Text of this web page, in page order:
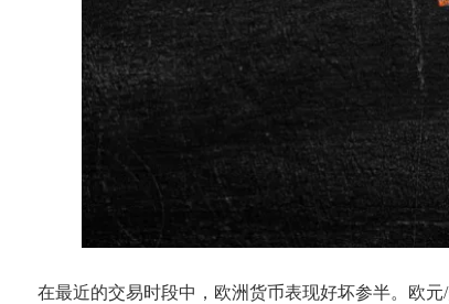
在最近的交易时段中，欧洲货币表现好坏参半。欧